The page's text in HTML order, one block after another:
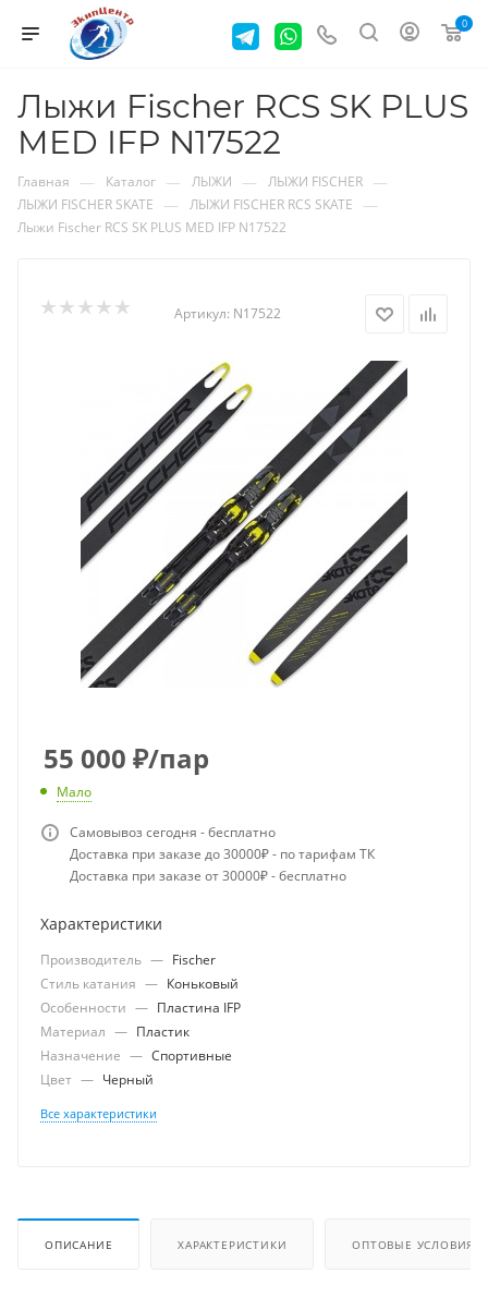
0
Лыжи Fischer RCS SK PLUS
MED IFP N17522
Главная — Каталог — ЛЫЖИ — ЛЫЖИ FISCHER —
ЛЫЖИ FISCHER SKATE — ЛЫЖИ FISCHER RCS SKATE —
Лыжи Fischer RCS SK PLUS MED IFP N17522
Артикул: N17522
55 000 ₽/пар
Мало
Самовывоз сегодня - бесплатно
Доставка при заказе до 30000₽ - по тарифам ТК
Доставка при заказе от 30000₽ - бесплатно
Характеристики
Производитель — Fischer
Стиль катания — Коньковый
Особенности — Пластина IFP
Материал — Пластик
Назначение — Спортивные
Цвет — Черный
Все характеристики
ОПИСАНИЕ ХАРАКТЕРИСТИКИ ОПТОВЫЕ УСЛОВИЯ